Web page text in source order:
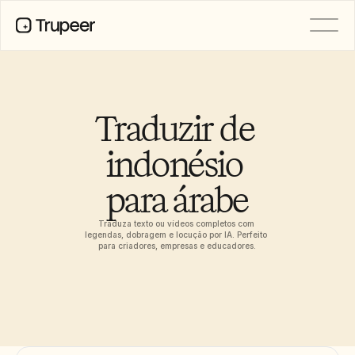
Traduzir de
indonésio
para árabe
Traduza texto ou vídeos completos com
legendas, dobragem e locução por IA. Perfeito
para criadores, empresas e educadores.
Base de Conhecimento
Gravação de ecrã com IA